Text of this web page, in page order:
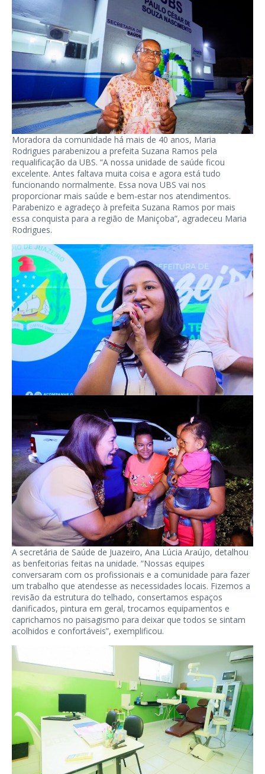
Moradora da comunidade há mais de 40 anos, Maria
Rodrigues parabenizou a prefeita Suzana Ramos pela
requalificação da UBS. “A nossa unidade de saúde ficou
excelente. Antes faltava muita coisa e agora está tudo
funcionando normalmente. Essa nova UBS vai nos
proporcionar mais saúde e bem-estar nos atendimentos.
Parabenizo e agradeço à prefeita Suzana Ramos por mais
essa conquista para a região de Maniçoba”, agradeceu Maria
Rodrigues.
A secretária de Saúde de Juazeiro, Ana Lúcia Araújo, detalhou
as benfeitorias feitas na unidade. “Nossas equipes
conversaram com os profissionais e a comunidade para fazer
um trabalho que atendesse as necessidades locais. Fizemos a
revisão da estrutura do telhado, consertamos espaços
danificados, pintura em geral, trocamos equipamentos e
caprichamos no paisagismo para deixar que todos se sintam
acolhidos e confortáveis”, exemplificou.